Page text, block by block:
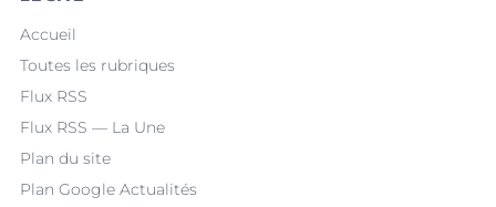
Accueil
Toutes les rubriques
Flux RSS
Flux RSS — La Une
Plan du site
Plan Google Actualités